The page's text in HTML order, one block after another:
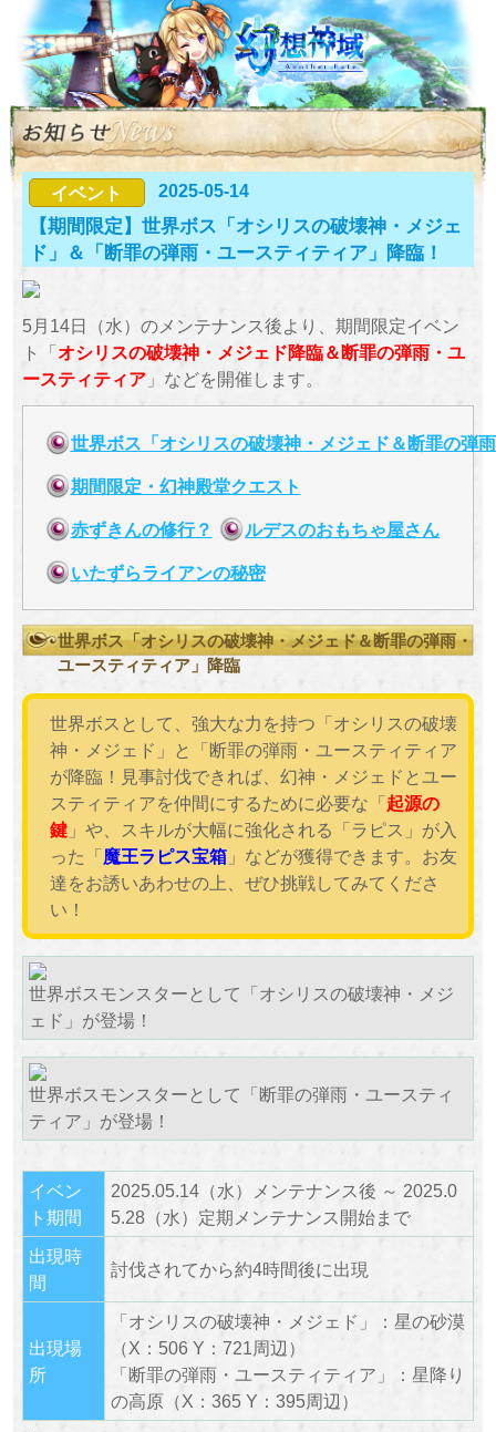
イベント 2025-05-14
【期間限定】世界ボス「オシリスの破壊神・メジェ
ド」＆「断罪の弾雨・ユースティティア」降臨！
5月14日（水）のメンテナンス後より、期間限定イベン
ト「オシリスの破壊神・メジェド降臨＆ 断罪の弾雨・ユ
ースティティア」などを開催します。
世界ボス「オシリスの破壊神・メジェド＆断罪の弾
期間限定・幻神殿堂クエスト
赤ずきんの修行？ ルデスのおもちゃ屋さん
いたずらライアンの秘密
世界ボス「オシリスの破壊神・メジェド＆断罪の弾雨・
ユースティティア」降臨
世界ボスとして、強大な力を持つ「オシリスの破壊
神・メジェド」と「断罪の弾雨・ユースティティア
が降臨！見事討伐できれば、幻神・メジェドとユー
スティティアを仲間にするために必要な「起源の
鍵」や、スキルが大幅に強化される「ラピス」が入
った「魔王ラピス宝箱」などが獲得できます。お友
達をお誘いあわせの上、ぜひ挑戦してみてくださ
い！
世界ボスモンスターとして「オシリスの破壊神・メジ
ェド」が登場！
世界ボスモンスターとして「断罪の弾雨・ユースティ
ティア」が登場！
イベン
ト期間
2025.05.14（水）メンテナンス後 ～ 2025.0
5.28（水）定期メンテナンス開始まで
出現時
間
討伐されてから約4時間後に出現
出現場
所
「オシリスの破壊神・メジェド」：星の砂漠
（X：506 Y：721周辺）
「断罪の弾雨・ユースティティア」：星降り
の高原（X：365 Y：395周辺）